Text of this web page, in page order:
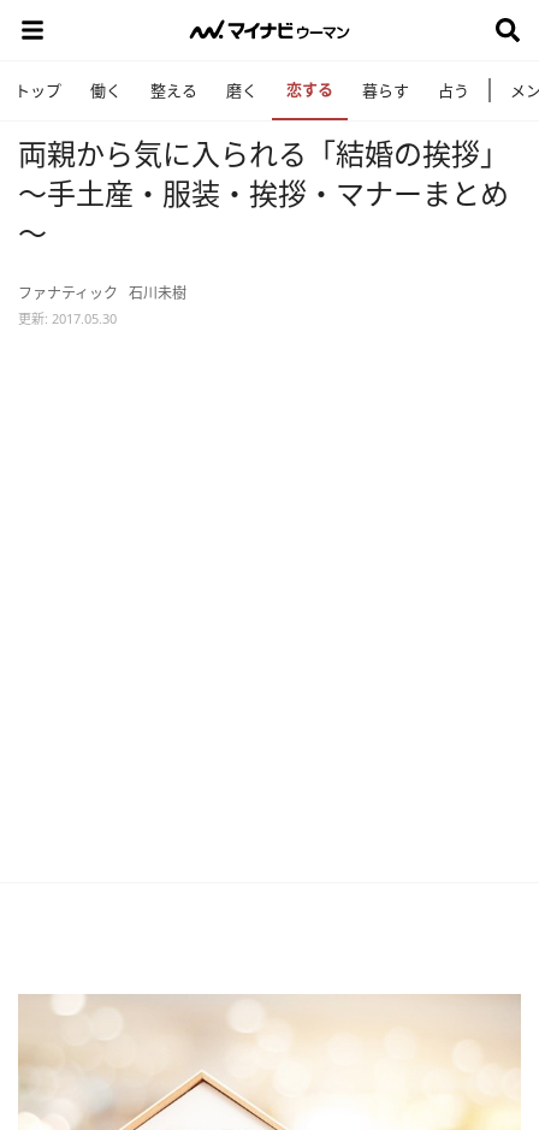
トップ 働く 整える 磨く 恋する 暮らす 占う メ
両親から気に入られる「結婚の挨拶」
～手土産・服装・挨拶・マナーまとめ
～
ファナティック 石川未樹
更新: 2017.05.30